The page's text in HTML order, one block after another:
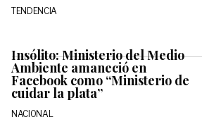
TENDENCIA
Insólito: Ministerio del Medio
Ambiente amaneció en
Facebook como “Ministerio de
cuidar la plata”
NACIONAL